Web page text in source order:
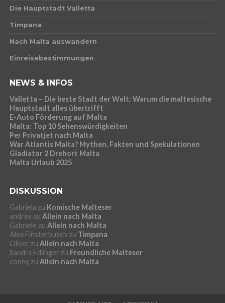
Die Hauptstadt Valletta
Timpana
Nach Malta auswandern
Einreisebestimmungen
NEWS & INFOS
Valletta – Die beste Stadt der Welt: Warum die maltesische
Hauptstadt alles übertrifft
E-Auto Förderung auf Malta
Malta: Top 10 Sehenswürdigkeiten
Per Privatjet nach Malta
War Atlantis Malta? Mythen, Fakten und Spekulationen
Gladiator 2 Drehort Malta
Malta Urlaub 2025
DISKUSSION
Gabriela zu Komische Malteser
andrea zu Allein nach Malta
Gabriele zu Allein nach Malta
Alex Finsterbusch zu Timpana
Oliver zu Allein nach Malta
Sandra Edlinger zu Freundliche Malteser
connyzu Allein nach Malta